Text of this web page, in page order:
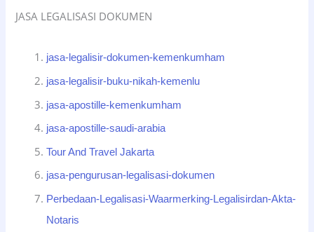
JASA LEGALISASI DOKUMEN
jasa-legalisir-dokumen-kemenkumham
jasa-legalisir-buku-nikah-kemenlu
jasa-apostille-kemenkumham
jasa-apostille-saudi-arabia
Tour And Travel Jakarta
jasa-pengurusan-legalisasi-dokumen
Perbedaan-Legalisasi-Waarmerking-Legalisirdan-Akta-
Notaris